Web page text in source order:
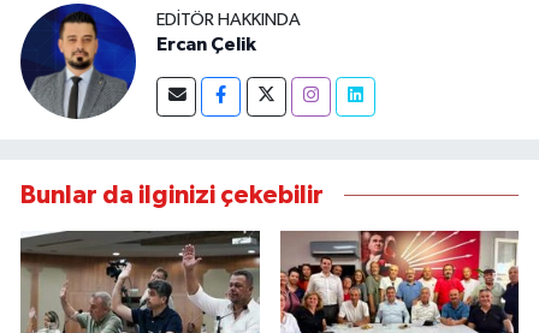
EDITÖR HAKKINDA
Ercan Çelik
Bunlar da ilginizi çekebilir